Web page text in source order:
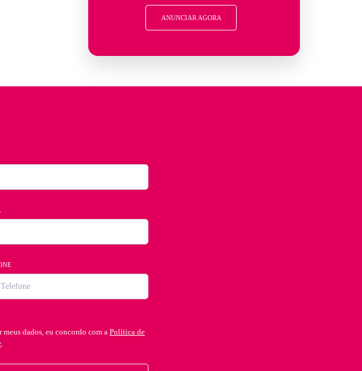
ANUNCIAR AGORA
dados, eu concordo com a Política de
.